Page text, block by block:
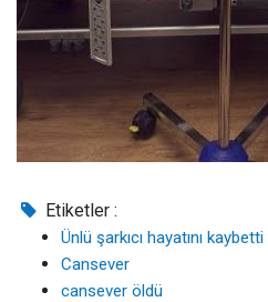
Etiketler :
Ünlü şarkıcı hayatını kaybetti
Cansever
cansever öldü